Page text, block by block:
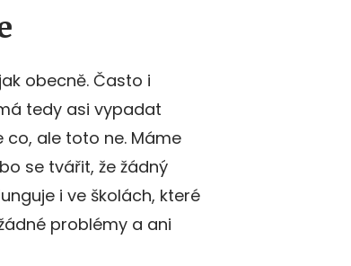
obecně. Často i
tedy asi vypadat
co, ale toto ne. Máme
se tvářit, že žádný
i ve školách, které
problémy a ani